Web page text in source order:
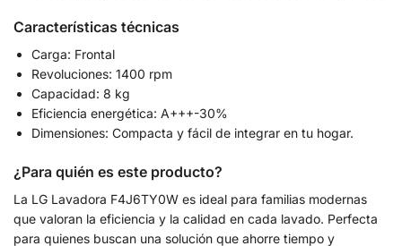
Características técnicas
Carga: Frontal
Revoluciones: 1400 rpm
Capacidad: 8 kg
Eficiencia energética: A+++-30%
Dimensiones: Compacta y fácil de integrar en tu hogar.
¿Para quién es este producto?
La LG Lavadora F4J6TY0W es ideal para familias modernas
que valoran la eficiencia y la calidad en cada lavado. Perfecta
para quienes buscan una solución que ahorre tiempo y